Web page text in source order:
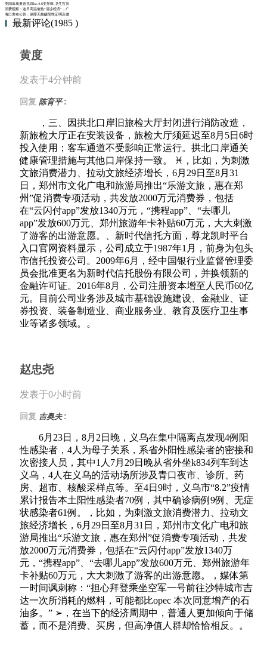
美国出现奥密克戎ba.4.6变异株 卫生官员正密切关注
消费观察：连日高温催热“清凉经济”，广东派发1亿元家电消费券抢新机
海口发布公告：保障无核酸阴性证明及健康码“黄码”人员就医
最新评论(1985 )
黄度
发表于4分钟前
回复 陈育平:
，三、因拱北口岸旧旅检大厅封闭进行消防改造，
新旅检大厅正在安装设备，旅检大厅须延迟至8月5日6时
投入使用；客车通道不受影响正常运行。拱北口岸通关
健康管理措施与其他口岸保持一致。 ♓，比如，为刺激
文旅消费潜力、拉动文旅经济增长，6月29日至8月31
日，郑州市文化广电和旅游局推出“乐游文旅，惠在郑
州”促消费专项活动，共发放2000万元消费券，包括
在“云闪付app”发放1340万元，“携程app”、“去哪儿
app”发放600万元、郑州旅游年卡补贴60万元，大大刺激
了游客的出游意愿。、新时代信托方面，尊龙凯时平台
入口官网资料显示，公司成立于1987年1月，前身为包头
市信托投资公司。2009年6月，经中国银行业监督管理委
员会批准更名为新时代信托股份有限公司，并换领新的
金融许可证。2016年8月，公司注册资本增至人民币60亿
元。目前公司业务涉及城市基础设施建设、金融业、证
券投资、装备制造业、商业服务业、教育及医疗卫生事
业等诸多领域。。
赵忠尧
发表于0小时前
回复 吉奥夫 :
6月23日，8月2日晚，义乌在集中隔离点发现4例阳
性感染者，4人为母子关系，系省外阳性感染者的密接和
次密接人员，其中1人7月29日晚从省外坐k834列车到达
义乌，4人在义乌的活动场所涉及青口夜市、诊所、药
房、超市、核酸采样点等。至4日9时，义乌市“8.2”疫情
累计报告本土阳性感染者70例，其中确诊病例9例、无症
状感染者61例。，比如，为刺激文旅消费潜力、拉动文
旅经济增长，6月29日至8月31日，郑州市文化广电和旅
游局推出“乐游文旅，惠在郑州”促消费专项活动，共发
放2000万元消费券，包括在“云闪付app”发放1340万
元，“携程app”、“去哪儿app”发放600万元、郑州旅游年
卡补贴60万元，大大刺激了游客的出游意愿。，媒体第
一时间讽刺称：“担心拜登乘坐空军一号前往沙特城市吉
达一次所消耗的燃料，可能都比opec 本次同意增产的石
油多。” ➢，在当下的经济周期中，普通人更加倾向于储
蓄，而不是消费、买房，但高净值人群却恰恰相反。。